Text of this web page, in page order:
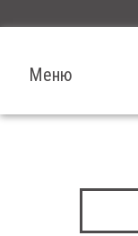
Меню